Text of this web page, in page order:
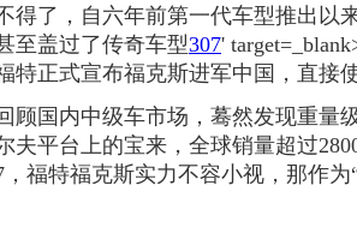
得了，自六年前第一代车型推出以
至盖过了传奇车型307'
特正式宣布福克斯进军中国，直接
国内中级车市场，蓦然发现重量
夫平台上的宝来，全球销量超过
，福特福克斯实力不容小视，那作